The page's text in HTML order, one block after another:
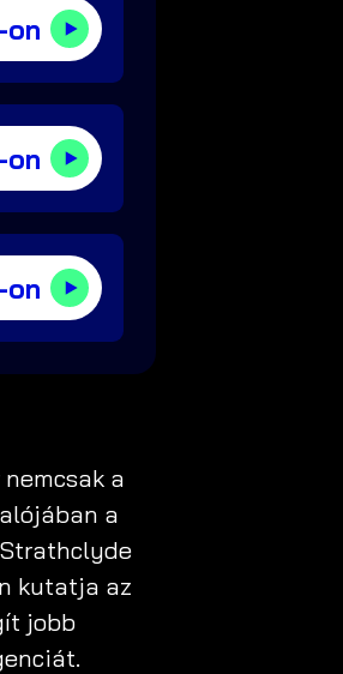
on
on
a
a
kutatja az
jobb